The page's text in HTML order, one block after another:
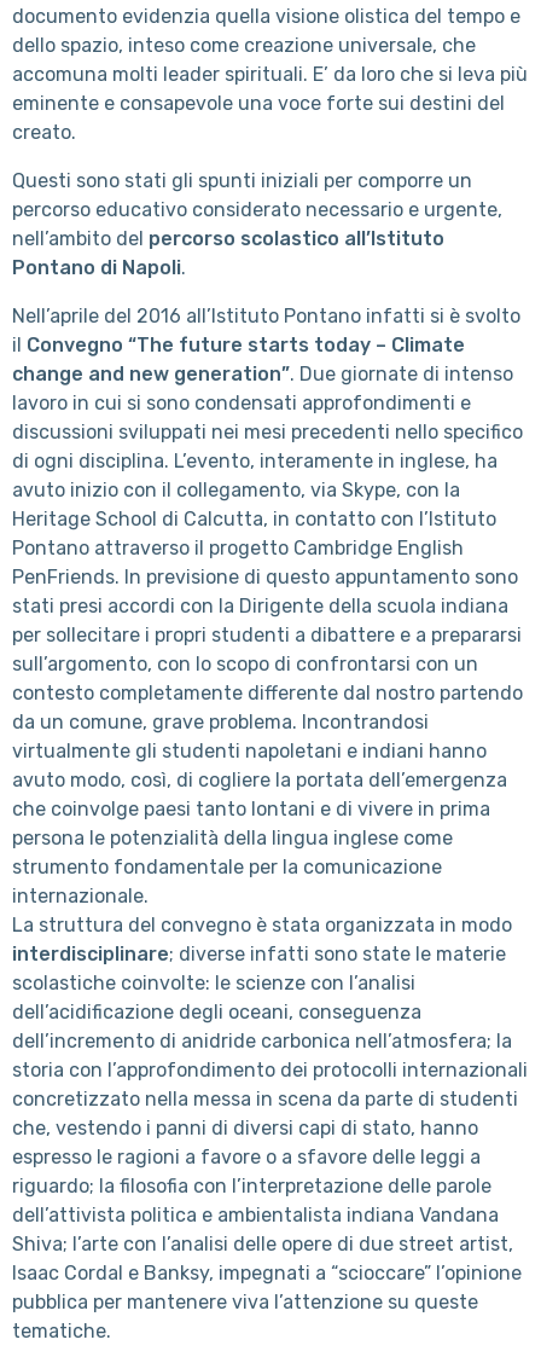
documento evidenzia quella visione olistica del tempo e
dello spazio, inteso come creazione universale, che
accomuna molti leader spirituali. E’ da loro che si leva più
eminente e consapevole una voce forte sui destini del
creato.
Questi sono stati gli spunti iniziali per comporre un
percorso educativo considerato necessario e urgente,
nell’ambito del percorso scolastico all’Istituto
Pontano di Napoli.
Nell’aprile del 2016 all’Istituto Pontano infatti si è svolto
il Convegno “The future starts today – Climate
change and new generation”. Due giornate di intenso
lavoro in cui si sono condensati approfondimenti e
discussioni sviluppati nei mesi precedenti nello specifico
di ogni disciplina. L’evento, interamente in inglese, ha
avuto inizio con il collegamento, via Skype, con la
Heritage School di Calcutta, in contatto con l’Istituto
Pontano attraverso il progetto Cambridge English
PenFriends. In previsione di questo appuntamento sono
stati presi accordi con la Dirigente della scuola indiana
per sollecitare i propri studenti a dibattere e a prepararsi
sull’argomento, con lo scopo di confrontarsi con un
contesto completamente differente dal nostro partendo
da un comune, grave problema. Incontrandosi
virtualmente gli studenti napoletani e indiani hanno
avuto modo, così, di cogliere la portata dell’emergenza
che coinvolge paesi tanto lontani e di vivere in prima
persona le potenzialità della lingua inglese come
strumento fondamentale per la comunicazione
internazionale.
La struttura del convegno è stata organizzata in modo
interdisciplinare; diverse infatti sono state le materie
scolastiche coinvolte: le scienze con l’analisi
dell’acidificazione degli oceani, conseguenza
dell’incremento di anidride carbonica nell’atmosfera; la
storia con l’approfondimento dei protocolli internazionali
concretizzato nella messa in scena da parte di studenti
che, vestendo i panni di diversi capi di stato, hanno
espresso le ragioni a favore o a sfavore delle leggi a
riguardo; la filosofia con l’interpretazione delle parole
dell’attivista politica e ambientalista indiana Vandana
Shiva; l’arte con l’analisi delle opere di due street artist,
Isaac Cordal e Banksy, impegnati a “scioccare” l’opinione
pubblica per mantenere viva l’attenzione su queste
tematiche.